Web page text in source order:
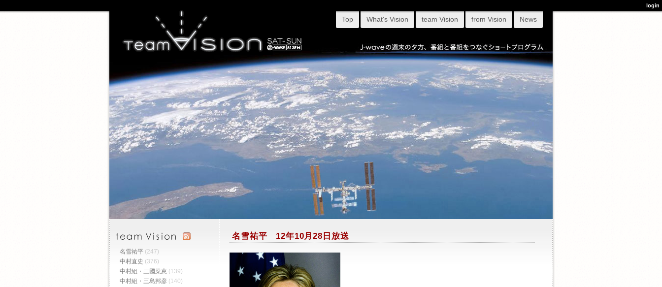
Top What's Vision team Vision from Vision News
名雪祐平 12年10月28日放送
名雪祐平 (247)
中村直史 (376)
中村組・三國菜恵 (139)
中村組・三島邦彦 (140)
login